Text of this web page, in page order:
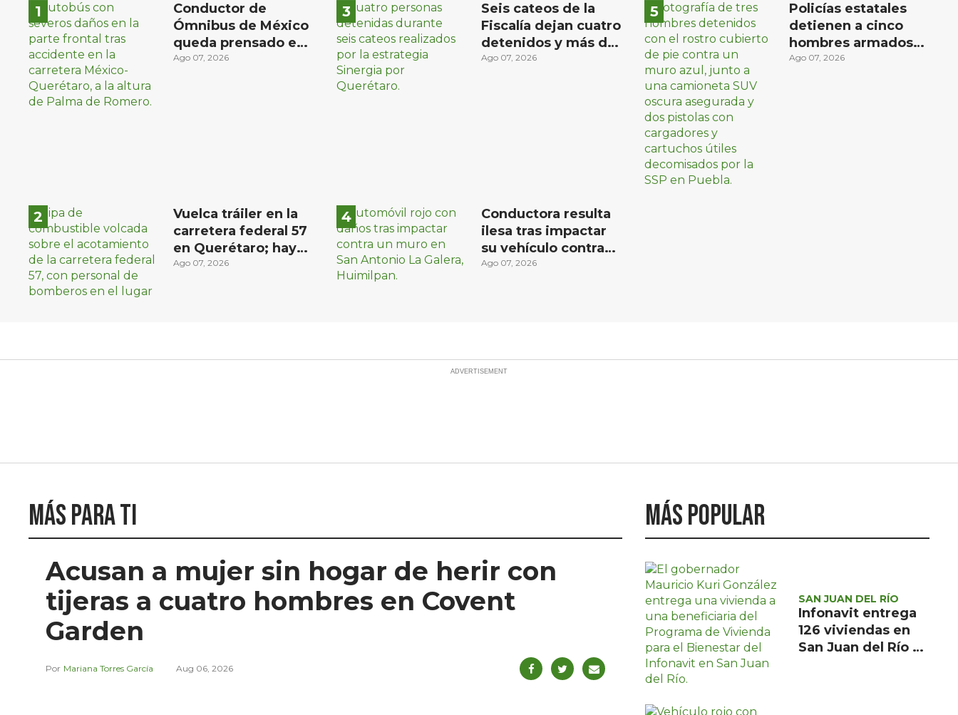
Conductor de
Ómnibus de México
queda prensado en
choque con
Ago 07, 2026
Vuelca tráiler en la
carretera federal 57
en Querétaro; hay
derrame de
Ago 07, 2026
Seis cateos de la
Fiscalía dejan cuatro
detenidos y más de
mil dosis
Ago 07, 2026
Conductora resulta
ilesa tras impactar
su vehículo contra
un muro en
Ago 07, 2026
Policías estatales
detienen a cinco
hombres armados
en Puebla capital
Ago 07, 2026
Más para ti
Acusan a mujer sin hogar de herir con
tijeras a cuatro hombres en Covent
Garden
Mariana Torres García Aug 06, 2026
Más popular
SAN JUAN DEL RÍO
Infonavit entrega
126 viviendas en
San Juan del Río a